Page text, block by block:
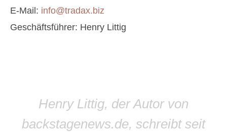
E-Mail: info@tradax.biz
Geschäftsführer: Henry Littig
Henry Littig, der Autor von
backstagenews.de, schreibt seit